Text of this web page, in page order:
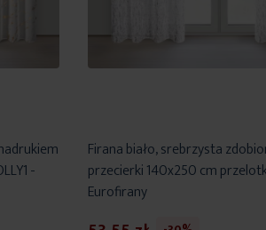
-
Firana biało, srebrzysta
przecierki 140x250 cm
Eurofirany